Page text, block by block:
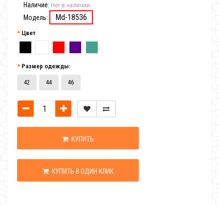
Наличие: Нет в наличии
Модель: Md-18536
Цвет
Размер одежды:
42 44 46
КУПИТЬ
КУПИТЬ В ОДИН КЛИК